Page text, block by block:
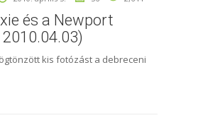
és a Newport
kis fotózást a debreceni